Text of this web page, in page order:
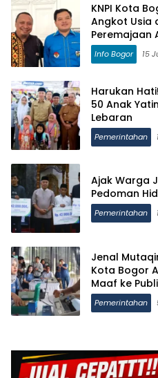
KNPI Kota
Angkot Usia
Peremajaan
Info Bogor 15
Harukan
50 Anak
Lebaran
Pemerintahan
Ajak Warga
Pedoman
Pemerintahan
Jenal
Kota Bogor
Maaf ke
Pemerintahan